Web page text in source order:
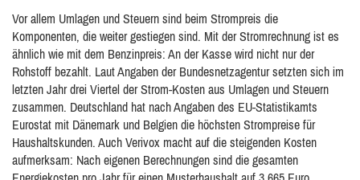
Vor allem Umlagen und Steuern sind beim Strompreis die
Komponenten, die weiter gestiegen sind. Mit der Stromrechnung ist es
ähnlich wie mit dem Benzinpreis: An der Kasse wird nicht nur der
Rohstoff bezahlt. Laut Angaben der Bundesnetzagentur setzten sich im
letzten Jahr drei Viertel der Strom-Kosten aus Umlagen und Steuern
zusammen. Deutschland hat nach Angaben des EU-Statistikamts
Eurostat mit Dänemark und Belgien die höchsten Strompreise für
Haushaltskunden. Auch Verivox macht auf die steigenden Kosten
aufmerksam: Nach eigenen Berechnungen sind die gesamten